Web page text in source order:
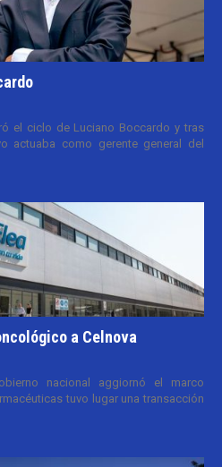
el ciclo de Luciano Boccardo y tras
actuaba como gerente general del
a Celnova
nacional aggiornó el marco
tuvo lugar una transacción